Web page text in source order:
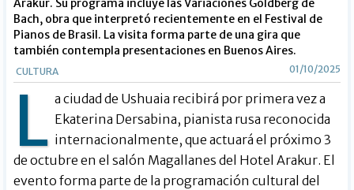
Arakur. Su programa incluye las Variaciones Goldberg de
Bach, obra que interpretó recientemente en el Festival de
Pianos de Brasil. La visita forma parte de una gira que
también contempla presentaciones en Buenos Aires.
CULTURA 01/10/2025
L a ciudad de Ushuaia recibirá por primera vez a
Ekaterina Dersabina, pianista rusa reconocida
internacionalmente, que actuará el próximo 3
de octubre en el salón Magallanes del Hotel Arakur. El
evento forma parte de la programación cultural del